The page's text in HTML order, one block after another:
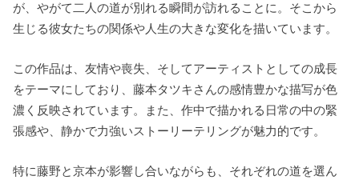
が、やがて二人の道が別れる瞬間が訪れることに。そこから
生じる彼女たちの関係や人生の大きな変化を描いています。
この作品は、友情や喪失、そしてアーティストとしての成長
をテーマにしており、藤本タツキさんの感情豊かな描写が色
濃く反映されています。また、作中で描かれる日常の中の緊
張感や、静かで力強いストーリーテリングが魅力的です。
特に藤野と京本が影響し合いながらも、それぞれの道を選ん